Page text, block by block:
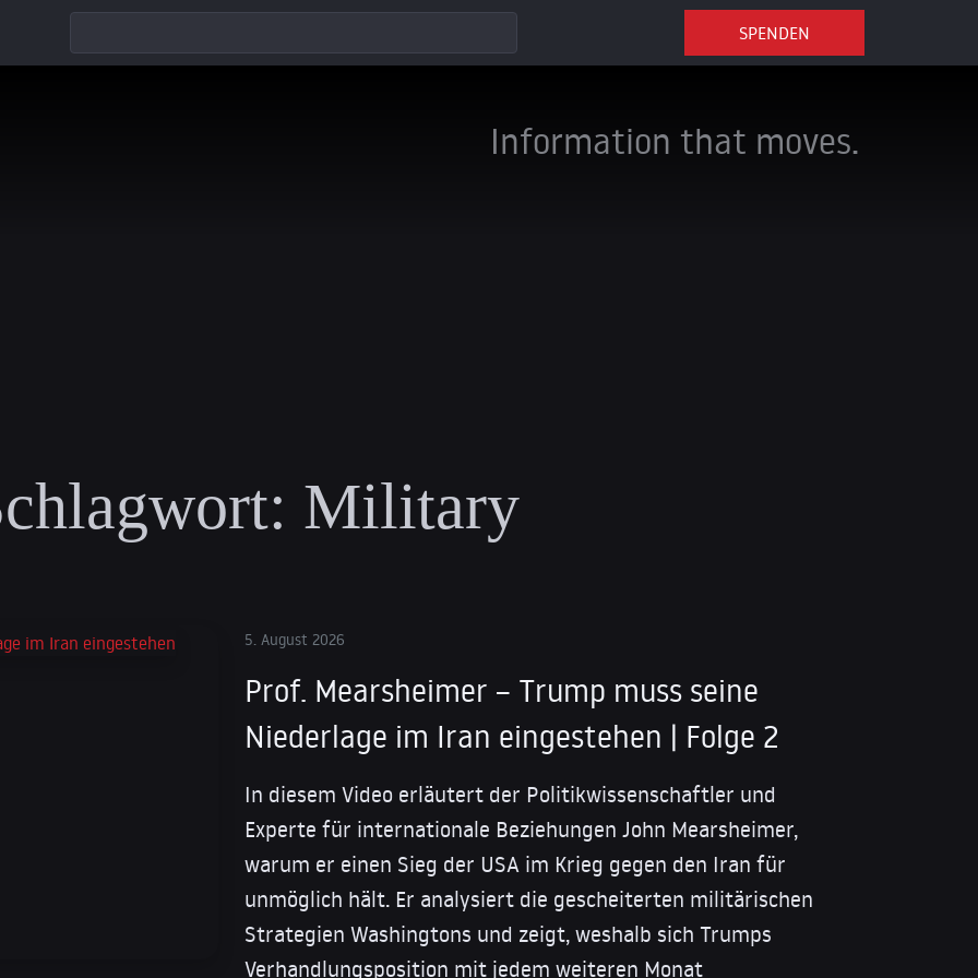
SPENDEN
Information that moves.
Military
5. August 2026
Prof. Mearsheimer – Trump muss seine
Niederlage im Iran eingestehen | Folge 2
In diesem Video erläutert der Politikwissenschaftler und
Experte für internationale Beziehungen John Mearsheimer,
warum er einen Sieg der USA im Krieg gegen den Iran für
unmöglich hält. Er analysiert die gescheiterten militärischen
Strategien Washingtons und zeigt, weshalb sich Trumps
Verhandlungsposition mit jedem weiteren Monat